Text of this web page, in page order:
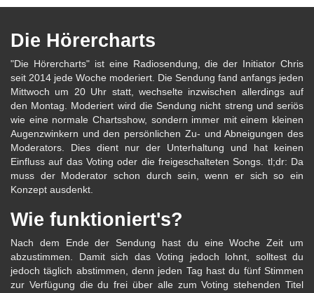
Die Hörercharts
"Die Hörercharts" ist eine Radiosendung, die der Initiator Chris
seit 2014 jede Woche moderiert. Die Sendung fand anfangs jeden
Mittwoch um 20 Uhr statt, wechselte inzwischen allerdings auf
den Montag. Moderiert wird die Sendung nicht streng und seriös
wie eine normale Chartsshow, sondern immer mit einem kleinen
Augenzwinkern und den persönlichen Zu- und Abneigungen des
Moderators. Dies dient nur der Unterhaltung und hat keinen
Einfluss auf das Voting oder die freigeschalteten Songs. tl;dr: Da
muss der Moderator schon durch sein, wenn er sich so ein
Konzept ausdenkt.
Wie funktioniert's?
Nach dem Ende der Sendung hast du eine Woche Zeit um
abzustimmen. Damit sich das Voting jedoch lohnt, solltest du
jedoch täglich abstimmen, denn jeden Tag hast du fünf Stimmen
zur Verfügung die du frei über alle zum Voting stehenden Titel